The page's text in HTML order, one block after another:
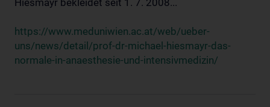
Hiesmayr bekleidet seit 1. 7. 2008...
https://www.meduniwien.ac.at/web/ueber-
uns/news/detail/prof-dr-michael-hiesmayr-das-
normale-in-anaesthesie-und-intensivmedizin/